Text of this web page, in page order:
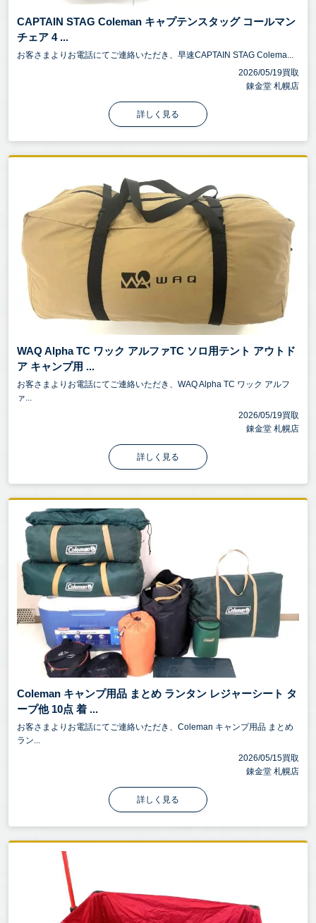
CAPTAIN STAG Coleman キャプテンスタッグ コールマン
チェア 4 ...
お客さまよりお電話にてご連絡いただき、早速CAPTAIN STAG Colema...
2026/05/19買取
錬金堂 札幌店
詳しく見る
WAQ Alpha TC ワック アルファTC ソロ用テント アウトド
ア キャンプ用 ...
お客さまよりお電話にてご連絡いただき、WAQ Alpha TC ワック アルフ
ァ...
2026/05/19買取
錬金堂 札幌店
詳しく見る
Coleman キャンプ用品 まとめ ランタン レジャーシート タ
ープ他 10点 着 ...
お客さまよりお電話にてご連絡いただき、Coleman キャンプ用品 まとめ
ラン...
2026/05/15買取
錬金堂 札幌店
詳しく見る